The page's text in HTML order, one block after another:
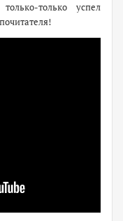
только успел